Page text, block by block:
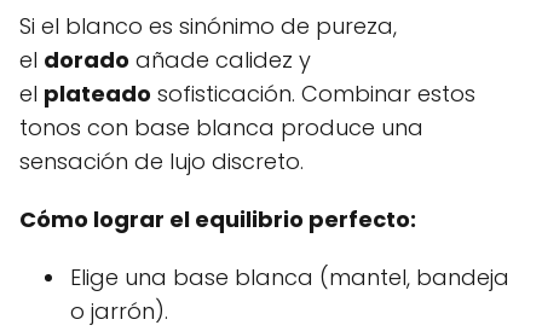
Si el blanco es sinónimo de pureza,
el dorado añade calidez y
el plateado sofisticación. Combinar estos
tonos con base blanca produce una
sensación de lujo discreto.
Cómo lograr el equilibrio perfecto:
Elige una base blanca (mantel, bandeja
o jarrón).